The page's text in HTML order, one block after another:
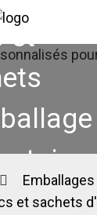
et
et sachets